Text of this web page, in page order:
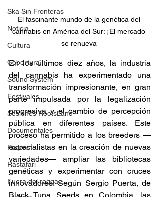
Ska Sin Fronteras
Noticia
Cultura
Cobertura
Sound System
Festivales
Sesiones RootsLand
Documentales
Podcast
Rastafari
Fuera del reggae
El fascinante mundo de la genética del
cannabis en América del Sur: ¡El mercado
se renueva
En los últimos diez años, la industria
del cannabis ha experimentado una
transformación impresionante, en gran
parte impulsada por la legalización
progresiva y el cambio de percepción
pública en diferentes países. Este
proceso ha permitido a los breeders —
especialistas en la creación de nuevas
variedades— ampliar las bibliotecas
genéticas y experimentar con cruces
innovadores. Según Sergio Puerta, de
Black Tuna Seeds en Colombia, las